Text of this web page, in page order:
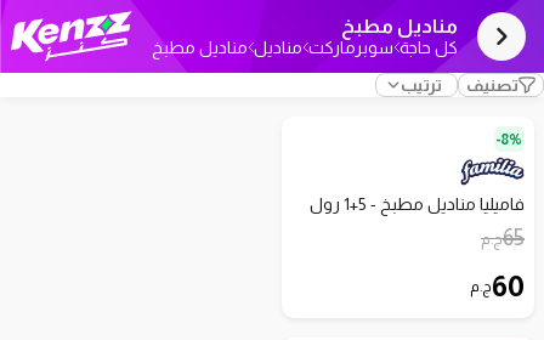
مناديل مطبخ
كل حاجة سوبرماركت مناديل مناديل مطبخ
تصنيف
ترتيب
8%-
فاميليا مناديل مطبخ - 5+1 رول
65ج.م
60ج.م